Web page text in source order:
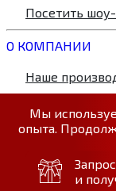
Мы
опыта.
и
Посетить
О КОМПАНИИ
Наше
Новости
Партнерам
КОНТАКТЫ